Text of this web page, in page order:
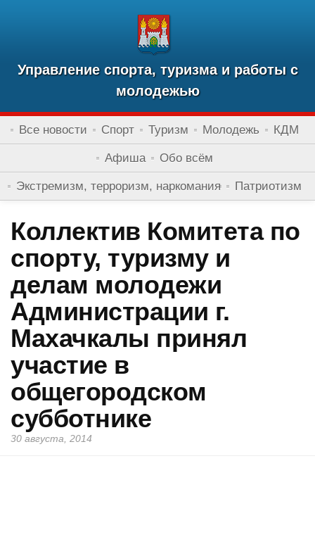
Управление спорта, туризма и работы с
молодежью
Все новости Спорт Туризм Молодежь КДМ
Афиша Обо всём
Экстремизм, терроризм, наркомания Патриотизм
Коллектив Комитета по
спорту, туризму и
делам молодежи
Администрации г.
Махачкалы принял
участие в
общегородском
субботнике
30 августа, 2014